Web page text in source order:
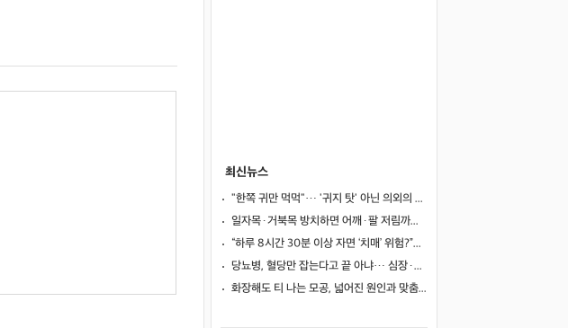
최신뉴스
"한쪽 귀만 먹먹"… '귀지 탓' 아닌 의외의 원인 4가지
일자목·거북목 방치하면 어깨·팔 저림까지…초기 관리가 중요한 이유
“하루 8시간 30분 이상 자면 ‘치매’ 위험?”… 혈액 속 알츠하이머 단백질 늘었다
당뇨병, 혈당만 잡는다고 끝 아냐… 심장·신장·발 건강 관리까지 챙겨야
화장해도 티 나는 모공, 넓어진 원인과 맞춤 치료법